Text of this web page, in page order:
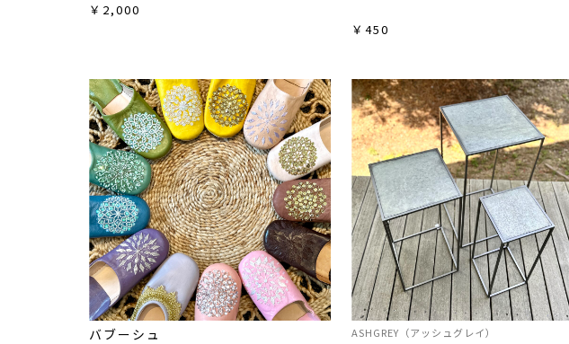
￥2,000
￥450
バブーシュ ASHGREY（アッシュグレイ）